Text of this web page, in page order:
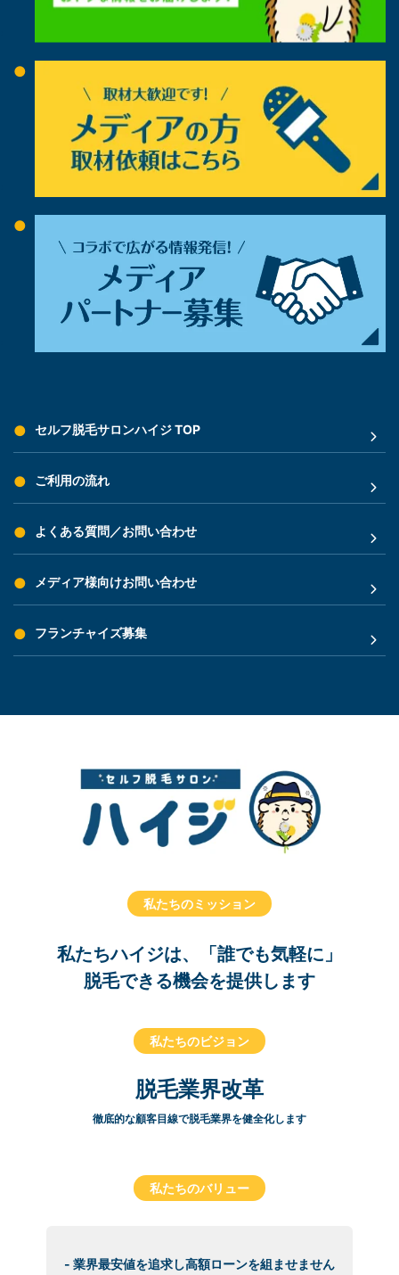
セルフ脱毛サロンハイジ TOP
ご利用の流れ
よくある質問／お問い合わせ
メディア様向けお問い合わせ
フランチャイズ募集
私たちのミッション
私たちハイジは、「誰でも気軽に」
脱毛できる機会を提供します
私たちのビジョン
脱毛業界改革
徹底的な顧客目線で脱毛業界を健全化します
私たちのバリュー
- 業界最安値を追求し高額ローンを組ませません